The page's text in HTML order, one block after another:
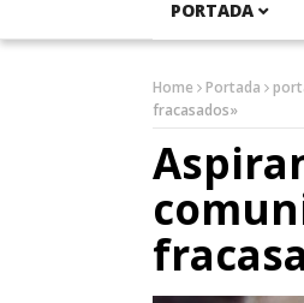
PORTADA
Home Portada
fracasados»